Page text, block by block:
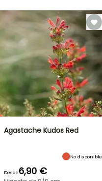
Agastache Kudos Red
No disponible
Desde6,90 €